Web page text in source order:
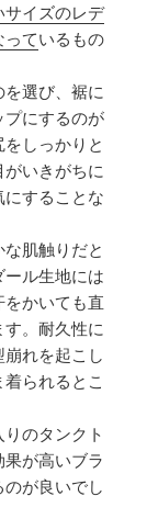
サイズのレデ
ているもの
選び、裾に
にするのが
しっかりと
いきがちに
することな
肌触りだと
ル生地には
かいても直
。耐久性に
れを起こし
られるとこ
のタンクト
が高いブラ
が良いでし